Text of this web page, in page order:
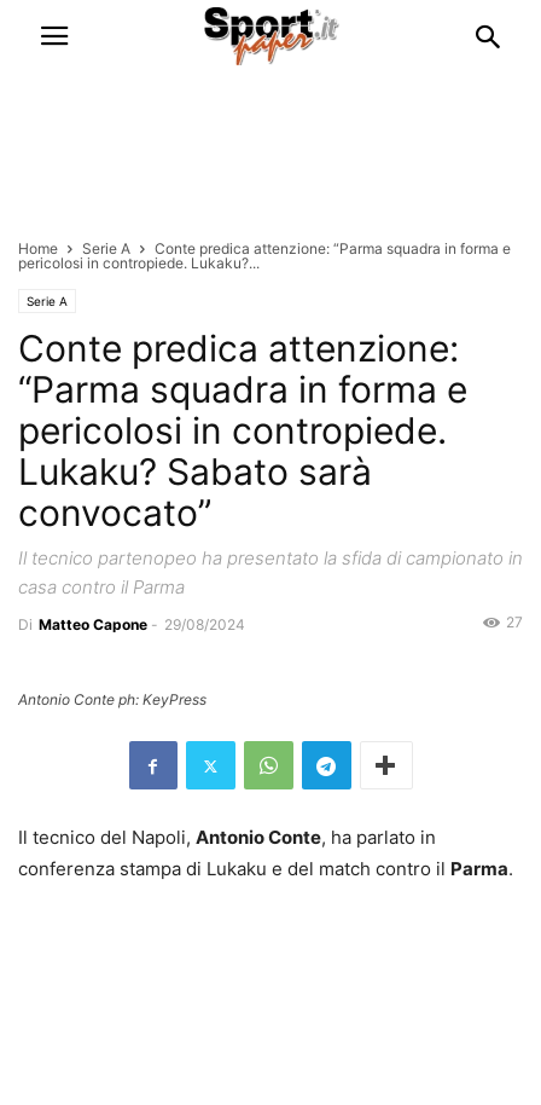
Home Serie A
Conte predica attenzione: “Parma squadra in forma e
pericolosi in contropiede. Lukaku?...
Serie A
Conte predica attenzione:
“Parma squadra in forma e
pericolosi in contropiede.
Lukaku? Sabato sarà
convocato”
Il tecnico partenopeo ha presentato la sfida di campionato in
casa contro il Parma
Di Matteo Capone - 29/08/2024 27
Antonio Conte ph: KeyPress
Il tecnico del Napoli, Antonio Conte, ha parlato in
conferenza stampa di Lukaku e del match contro il Parma.